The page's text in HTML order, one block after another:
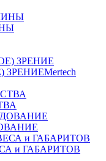
ЗРЕНИЕMertech
и ГАБАРИТОВ